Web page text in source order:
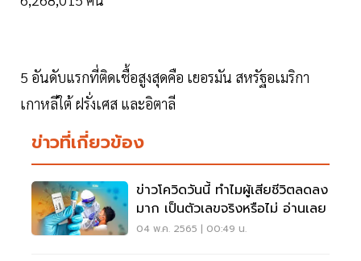
5 อันดับแรกที่ติดเชื้อสูงสุดคือ เยอรมัน สหรัฐอเมริกา
เกาหลีใต้ ฝรั่งเศส และอิตาลี
ข่าวที่เกี่ยวข้อง
ข่าวโควิดวันนี้ ทำไมผู้เสียชีวิตลดลง
มาก เป็นตัวเลขจริงหรือไม่ อ่านเลย
04 พ.ค. 2565 | 00:49 น.